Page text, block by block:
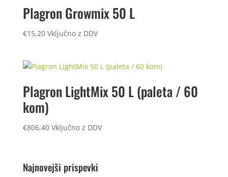
Plagron Growmix 50 L
€15,20 Vključno z DDV
Plagron LightMix 50 L (paleta / 60
kom)
€806,40 Vključno z DDV
Najnovejši prispevki